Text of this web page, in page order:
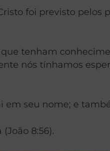
foi previsto
tenham
nós tínhamos
seu nome; e
8:56).